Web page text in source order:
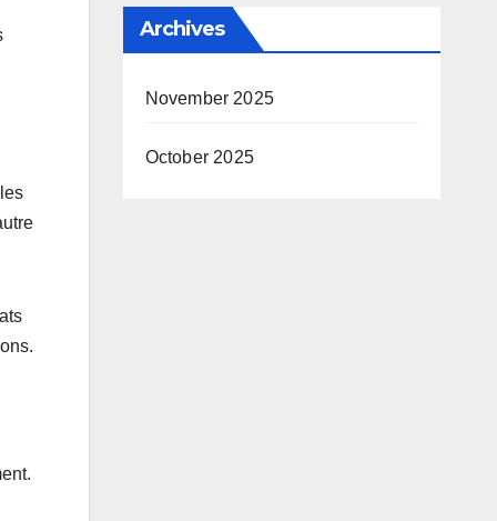
Archives
November 2025
October 2025